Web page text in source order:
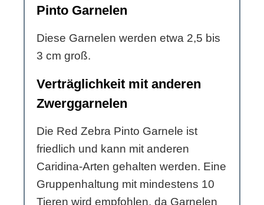
Pinto Garnelen
Diese Garnelen werden etwa 2,5 bis
3 cm groß.
Verträglichkeit mit anderen
Zwerggarnelen
Die Red Zebra Pinto Garnele ist
friedlich und kann mit anderen
Caridina-Arten gehalten werden. Eine
Gruppenhaltung mit mindestens 10
Tieren wird empfohlen, da Garnelen